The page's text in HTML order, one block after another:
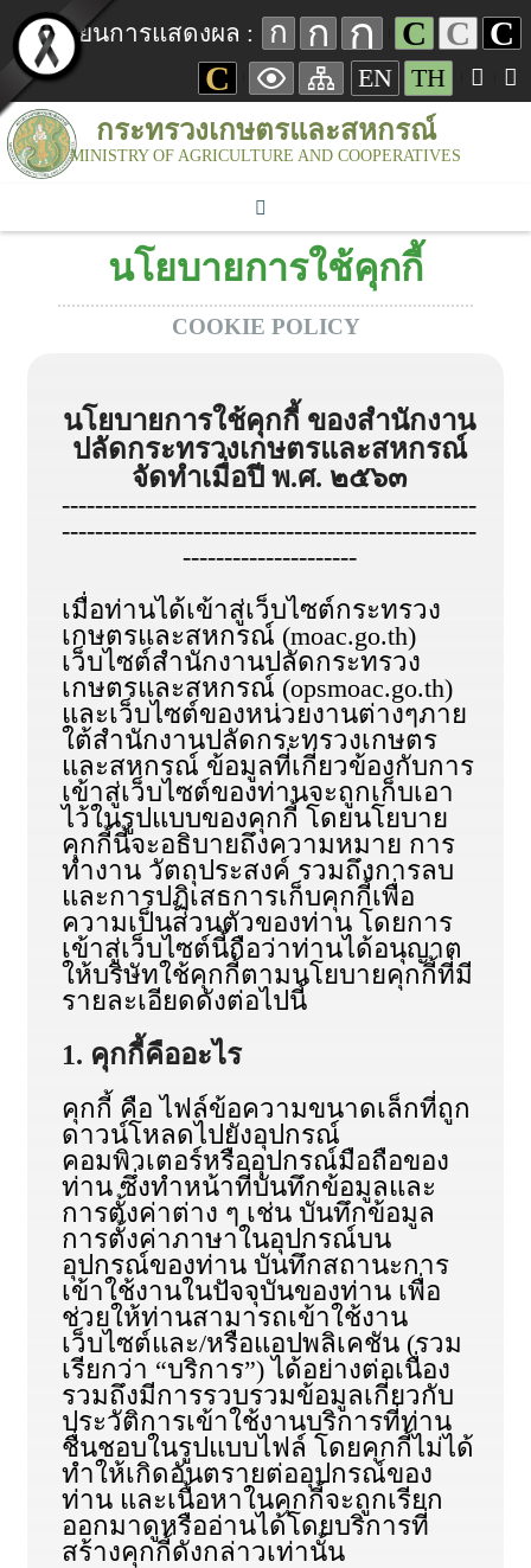
เปลี่ยนการแสดงผล : ก ก ก C C C
C
EN TH
กระทรวงเกษตรและสหกรณ์
MINISTRY OF AGRICULTURE AND COOPERATIVES
นโยบายการใช้คุกกี้
COOKIE POLICY
นโยบายการใช้คุกกี้ ของสำนักงาน
ปลัดกระทรวงเกษตรและสหกรณ์
จัดทำเมื่อปี พ.ศ. ๒๕๖๓
--------------------------------------------------
--------------------------------------------------
---------------------
เมื่อท่านได้เข้าสู่เว็บไซต์กระทรวง
เกษตรและสหกรณ์ (moac.go.th)
เว็บไซต์สำนักงานปลัดกระทรวง
เกษตรและสหกรณ์ (opsmoac.go.th)
และเว็บไซต์ของหน่วยงานต่างๆภาย
ใต้สำนักงานปลัดกระทรวงเกษตร
และสหกรณ์ ข้อมูลที่เกี่ยวข้องกับการ
เข้าสู่เว็บไซต์ของท่านจะถูกเก็บเอา
ไว้ในรูปแบบของคุกกี้ โดยนโยบาย
คุกกี้นี้จะอธิบายถึงความหมาย การ
ทำงาน วัตถุประสงค์ รวมถึงการลบ
และการปฏิเสธการเก็บคุกกี้เพื่อ
ความเป็นส่วนตัวของท่าน โดยการ
เข้าสู่เว็บไซต์นี้ถือว่าท่านได้อนุญาต
ให้บริษัทใช้คุกกี้ตามนโยบายคุกกี้ที่มี
รายละเอียดดังต่อไปนี้
1. คุกกี้คืออะไร
คุกกี้ คือ ไฟล์ข้อความขนาดเล็กที่ถูก
ดาวน์โหลดไปยังอุปกรณ์
คอมพิวเตอร์หรืออุปกรณ์มือถือของ
ท่าน ซึ่งทำหน้าที่บันทึกข้อมูลและ
การตั้งค่าต่าง ๆ เช่น บันทึกข้อมูล
การตั้งค่าภาษาในอุปกรณ์บน
อุปกรณ์ของท่าน บันทึกสถานะการ
เข้าใช้งานในปัจจุบันของท่าน เพื่อ
ช่วยให้ท่านสามารถเข้าใช้งาน
เว็บไซต์และ/หรือแอปพลิเคชัน (รวม
เรียกว่า “บริการ”) ได้อย่างต่อเนื่อง
รวมถึงมีการรวบรวมข้อมูลเกี่ยวกับ
ประวัติการเข้าใช้งานบริการที่ท่าน
ชื่นชอบในรูปแบบไฟล์ โดยคุกกี้ไม่ได้
ทำให้เกิดอันตรายต่ออุปกรณ์ของ
ท่าน และเนื้อหาในคุกกี้จะถูกเรียก
ออกมาดูหรืออ่านได้โดยบริการที่
สร้างคุกกี้ดังกล่าวเท่านั้น